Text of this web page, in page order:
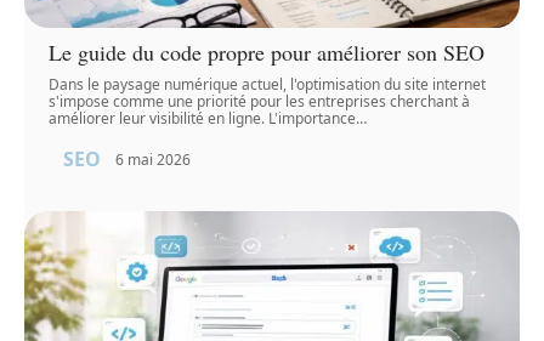
Le guide du code propre pour améliorer son SEO
Dans le paysage numérique actuel, l'optimisation du site internet
s'impose comme une priorité pour les entreprises cherchant à
améliorer leur visibilité en ligne. L'importance…
SEO 6 mai 2026